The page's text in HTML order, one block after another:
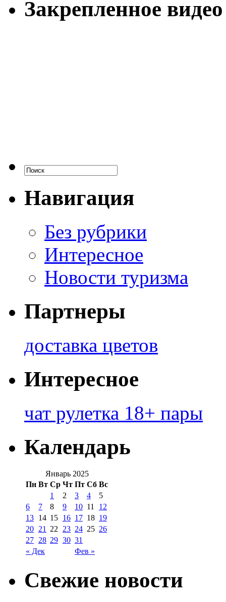
Закрепленное видео
Навигация
Без рубрики
Интересное
Новости туризма
Партнеры
доставка цветов
Интересное
чат рулетка 18+ пары
Календарь
Январь 2025
Пн Вт Ср Чт Пт Сб Вс
« Дек Фев »
1 2 3 4
5
6
7 8 9 10 11
12
13 14 15 16 17 18 19
20 21 22 23 24 25 26
27 28 29 30 31
Свежие новости